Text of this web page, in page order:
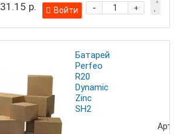
31.15 р. +
-
Войти
Батарейка
Perfeo
R20
Dynamic
Zinc
SH2